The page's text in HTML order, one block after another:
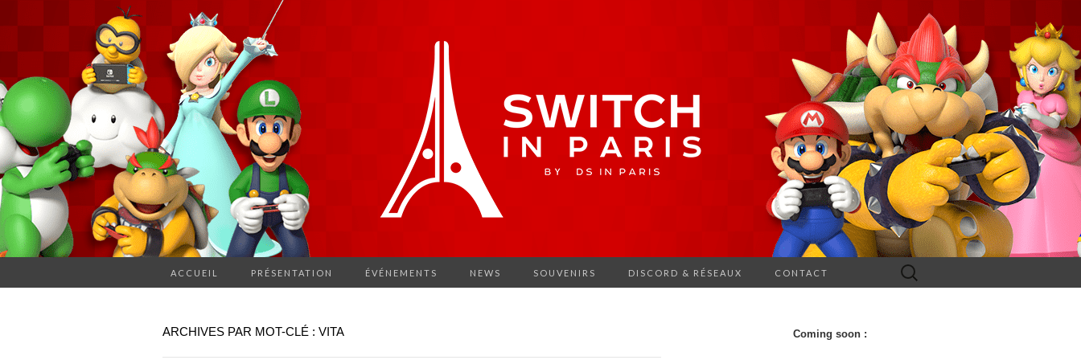
ACCUEIL PRÉSENTATION ÉVÉNEMENTS NEWS SOUVENIRS DISCORD & RÉSEAUX CONTACT Rechercher :
ARCHIVES PAR MOT-CLÉ : VITA Coming soon :